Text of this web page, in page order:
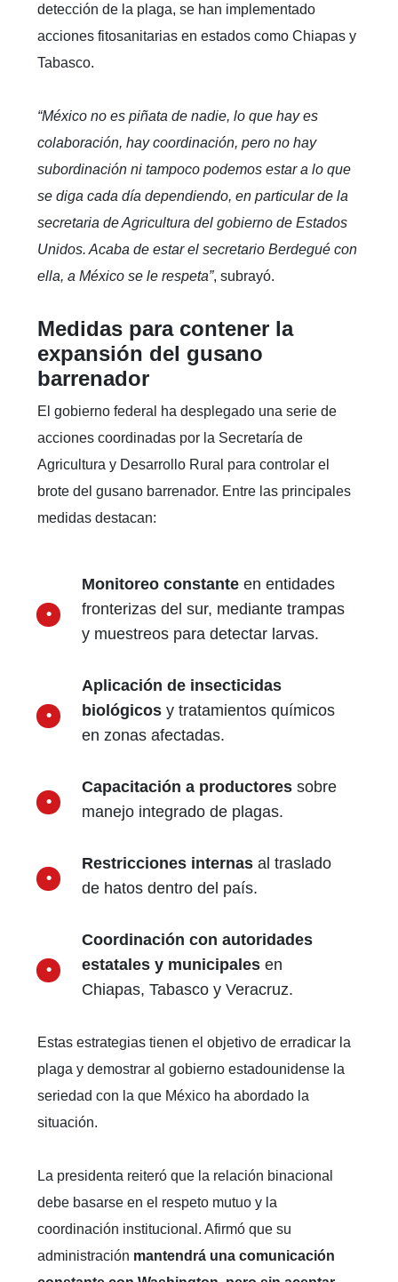
detección de la plaga, se han implementado
acciones fitosanitarias en estados como Chiapas y
Tabasco.
“México no es piñata de nadie, lo que hay es
colaboración, hay coordinación, pero no hay
subordinación ni tampoco podemos estar a lo que
se diga cada día dependiendo, en particular de la
secretaria de Agricultura del gobierno de Estados
Unidos. Acaba de estar el secretario Berdegué con
ella, a México se le respeta”, subrayó.
Medidas para contener la
expansión del gusano
barrenador
El gobierno federal ha desplegado una serie de
acciones coordinadas por la Secretaría de
Agricultura y Desarrollo Rural para controlar el
brote del gusano barrenador. Entre las principales
medidas destacan:
Monitoreo constante en entidades
fronterizas del sur, mediante trampas
y muestreos para detectar larvas.
Aplicación de insecticidas
biológicos y tratamientos químicos
en zonas afectadas.
Capacitación a productores sobre
manejo integrado de plagas.
Restricciones internas al traslado
de hatos dentro del país.
Coordinación con autoridades
estatales y municipales en
Chiapas, Tabasco y Veracruz.
Estas estrategias tienen el objetivo de erradicar la
plaga y demostrar al gobierno estadounidense la
seriedad con la que México ha abordado la
situación.
La presidenta reiteró que la relación binacional
debe basarse en el respeto mutuo y la
coordinación institucional. Afirmó que su
administración mantendrá una comunicación